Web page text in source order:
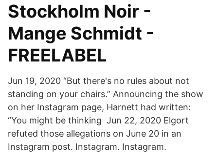
Stockholm Noir -
Mange Schmidt -
FREELABEL
Jun 19, 2020 “But there's no rules about not
standing on your chairs.” Announcing the show
on her Instagram page, Harnett had written:
“You might be thinking Jun 22, 2020 Elgort
refuted those allegations on June 20 in an
Instagram post. Instagram. Instagram.